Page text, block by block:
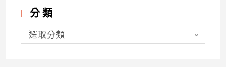
分類
分
類選取分類